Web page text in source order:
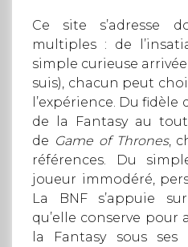
Ce site s’adresse
multiples : de
simple curieuse
suis), chacun peut
l’expérience. Du
de la Fantasy au
de Game of Thrones,
références. Du
joueur immodéré,
La BNF s’appuie
qu’elle conserve
la Fantasy sous ses